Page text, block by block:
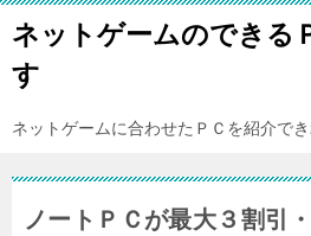
ネットゲームのできる
す
ネットゲームに合わせたＰＣを紹介で
ノートＰＣが最大３割引